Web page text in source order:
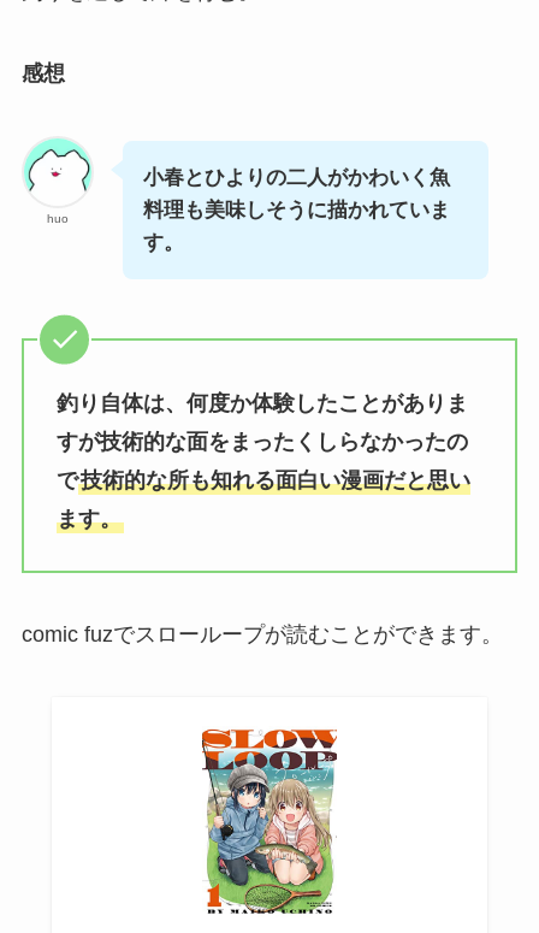
感想
huo
小春とひよりの二人がかわいく魚
料理も美味しそうに描かれていま
す。
釣り自体は、何度か体験したことがありま
すが技術的な面をまったくしらなかったの
で技術的な所も知れる面白い漫画だと思い
ます。
comic fuzでスローループが読むことができます。